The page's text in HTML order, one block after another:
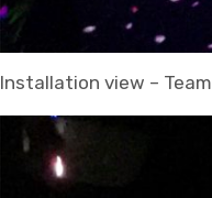
Installation view –